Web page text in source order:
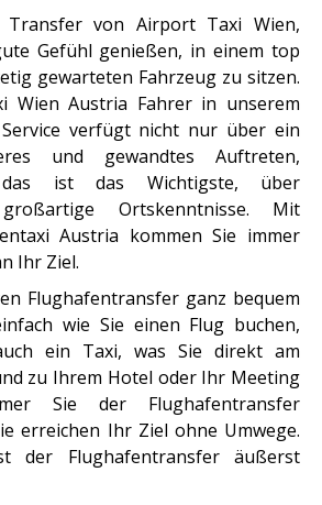
von Airport Taxi Wien,
Gefühl genießen, in einem top
gewarteten Fahrzeug zu sitzen.
Wien Austria Fahrer in unserem
verfügt nicht nur über ein
und gewandtes Auftreten,
ist das Wichtigste, über
Ortskenntnisse. Mit
Austria kommen Sie immer
Ihr Ziel.
Flughafentransfer ganz bequem
wie Sie einen Flug buchen,
ein Taxi, was Sie direkt am
zu Ihrem Hotel oder Ihr Meeting
Sie der Flughafentransfer
erreichen Ihr Ziel ohne Umwege.
der Flughafentransfer äußerst